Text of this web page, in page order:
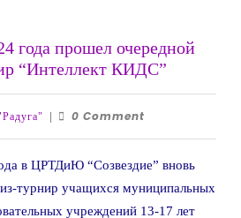
года прошел очередной
“Интеллект КИДС”17
февраля
квиз-
НСП
0 Comment
в ЦРТДиЮ “Созвездие” вновь
турнир учащихся муниципальных
учреждений 13-17 лет